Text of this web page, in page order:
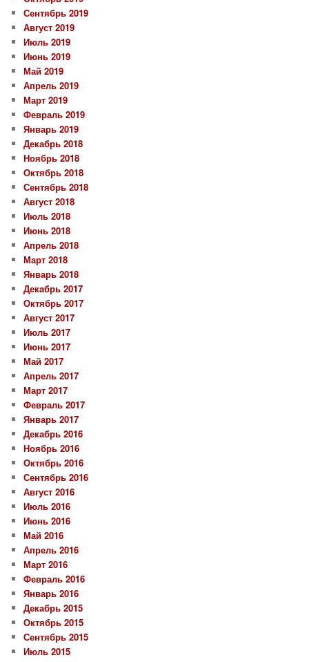
Сентябрь 2019
Август 2019
Июль 2019
Июнь 2019
Май 2019
Апрель 2019
Март 2019
Февраль 2019
Январь 2019
Декабрь 2018
Ноябрь 2018
Октябрь 2018
Сентябрь 2018
Август 2018
Июль 2018
Июнь 2018
Апрель 2018
Март 2018
Январь 2018
Декабрь 2017
Октябрь 2017
Август 2017
Июль 2017
Июнь 2017
Май 2017
Апрель 2017
Март 2017
Февраль 2017
Январь 2017
Декабрь 2016
Ноябрь 2016
Октябрь 2016
Сентябрь 2016
Август 2016
Июль 2016
Июнь 2016
Май 2016
Апрель 2016
Март 2016
Февраль 2016
Январь 2016
Декабрь 2015
Октябрь 2015
Сентябрь 2015
Июль 2015